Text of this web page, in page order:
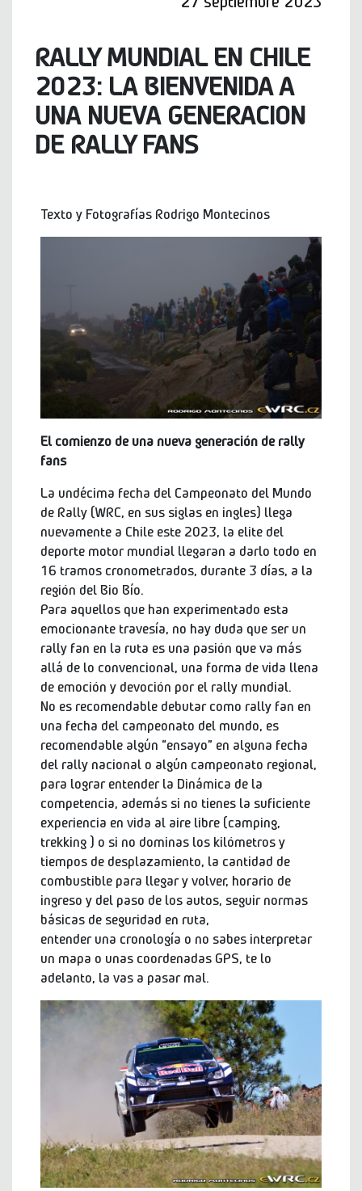
RALLY MUNDIAL EN CHILE
2023: LA BIENVENIDA A
UNA NUEVA GENERACION
DE RALLY FANS
Texto y Fotografías Rodrigo Montecinos
El comienzo de una nueva generación de rally
fans
La undécima fecha del Campeonato del Mundo
de Rally (WRC, en sus siglas en ingles) llega
nuevamente a Chile este 2023, la elite del
deporte motor mundial llegaran a darlo todo en
16 tramos cronometrados, durante 3 días, a la
región del Bio Bío.
Para aquellos que han experimentado esta
emocionante travesía, no hay duda que ser un
rally fan en la ruta es una pasión que va más
allá de lo convencional, una forma de vida llena
de emoción y devoción por el rally mundial.
No es recomendable debutar como rally fan en
una fecha del campeonato del mundo, es
recomendable algún “ensayo” en alguna fecha
del rally nacional o algún campeonato regional,
para lograr entender la Dinámica de la
competencia, además si no tienes la suficiente
experiencia en vida al aire libre (camping,
trekking ) o si no dominas los kilómetros y
tiempos de desplazamiento, la cantidad de
combustible para llegar y volver, horario de
ingreso y del paso de los autos, seguir normas
básicas de seguridad en ruta,
entender una cronología o no sabes interpretar
un mapa o unas coordenadas GPS, te lo
adelanto, la vas a pasar mal.